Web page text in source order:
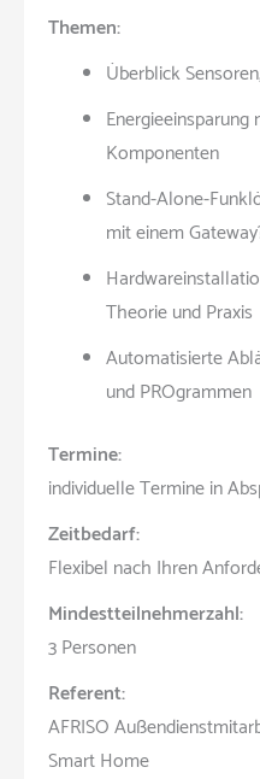
Themen:
Überblick
Energieeinsparung
Komponenten
Stand-Alone-
mit einem
Theorie und Praxis
Automatisierte
und PROgrammen
Termine:
individuelle Termine in
Zeitbedarf:
Flexibel nach Ihren
Mindestteilnehmerzahl:
3 Personen
Referent:
AFRISO
Smart Home